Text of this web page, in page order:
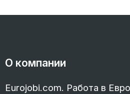
О компании
Eurojobi.com. Работа в